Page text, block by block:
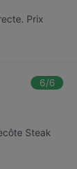
Prix
6/6
Steak